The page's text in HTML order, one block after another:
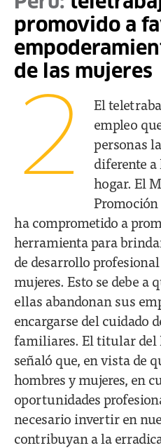
promovido a
de las mujeres
2
El
empleo
personas
diferente
hogar. El
Promoción
ha comprometido a
herramienta para
de desarrollo
mujeres. Esto se debe a
ellas abandonan sus
encargarse del cuidado
familiares. El titular del
señaló que, en vista de
hombres y mujeres, en
oportunidades
necesario invertir en
contribuyan a la